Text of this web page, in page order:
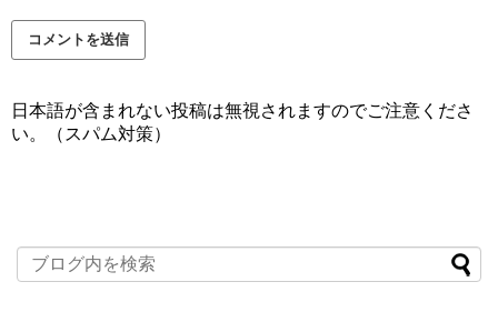
日本語が含まれない投稿は無視されますのでご注意くださ
い。（スパム対策）